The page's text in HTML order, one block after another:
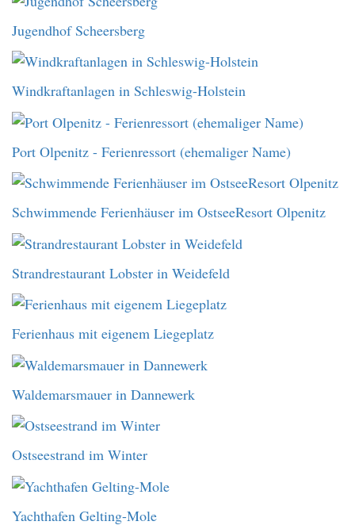
Jugendhof Scheersberg
Windkraftanlagen in Schleswig-Holstein
Port Olpenitz - Ferienressort (ehemaliger Name)
Schwimmende Ferienhäuser im OstseeResort Olpenitz
Strandrestaurant Lobster in Weidefeld
Ferienhaus mit eigenem Liegeplatz
Waldemarsmauer in Dannewerk
Ostseestrand im Winter
Yachthafen Gelting-Mole